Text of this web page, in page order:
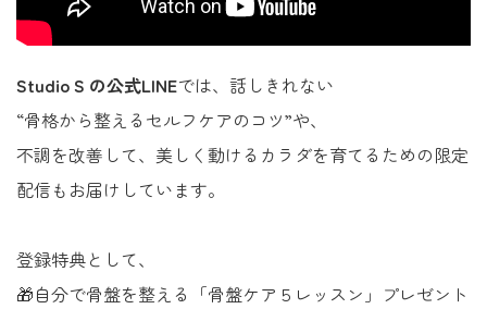
Studio S の公式LINEでは、話しきれない
“骨格から整えるセルフケアのコツ”や、
不調を改善して、美しく動けるカラダを育てるための限定
配信もお届けしています。
登録特典として、
🎁自分で骨盤を整える「骨盤ケア５レッスン」プレゼント